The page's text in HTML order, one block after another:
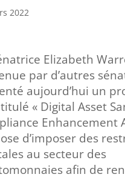
2022
Elizabeth
par d’autres
aujourd’hui un
« Digital Asset
Enhancement
d’imposer des
au secteur des
afin de